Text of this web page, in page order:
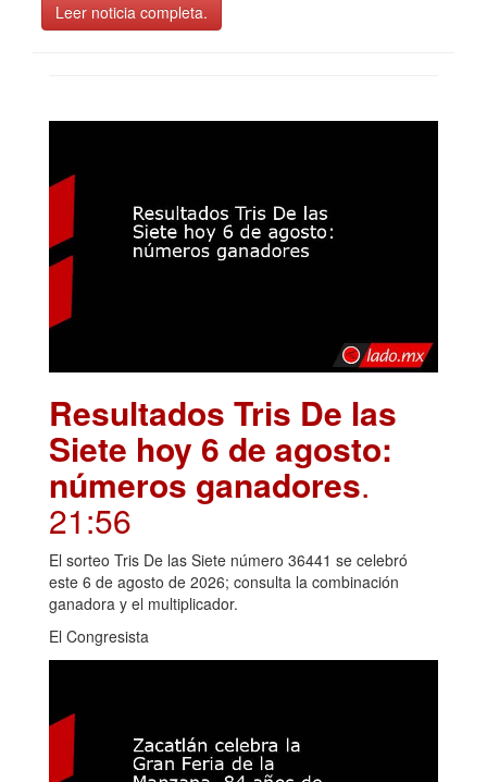
Leer noticia completa.
Resultados Tris De las
Siete hoy 6 de agosto:
números ganadores.
21:56
El sorteo Tris De las Siete número 36441 se celebró
este 6 de agosto de 2026; consulta la combinación
ganadora y el multiplicador.
El Congresista